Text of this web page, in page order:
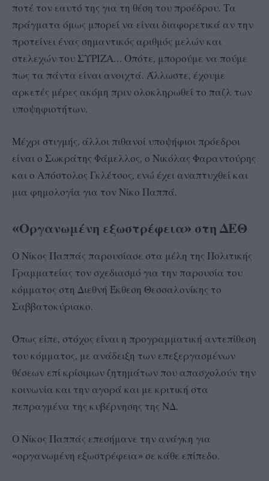
ποτέ τον εαυτό της για τη θέση του προέδρου. Τα
πράγματα όμως μπορεί να είναι διαφορετικά αν την
προτείνει ένας σημαντικός αριθμός μελών και
στελεχών του ΣΥΡΙΖΑ… Οπότε, μπορούμε να πούμε
πως τα πάντα είναι ανοιχτά. Άλλωστε, έχουμε
αρκετές μέρες ακόμη πριν ολοκληρωθεί το παζλ των
υποψηφιοτήτων.
Μέχρι στιγμής, άλλοι πιθανοί υποψήφιοι πρόεδροι
είναι ο Σωκράτης Φάμελλος, ο Νικόλας Φαραντούρης
και ο Απόστολος Γκλέτσος, ενώ έχει αναπτυχθεί και
μια φημολογία για τον Νίκο Παππά.
«Οργανωμένη εξωστρέφεια» στη ΔΕΘ
Ο Νίκος Παππάς παρουσίασε στα μέλη της Πολιτικής
Γραμματείας τον σχεδιασμό για την παρουσία του
κόμματος στη Διεθνή Έκθεση Θεσσαλονίκης το
Σαββατοκύριακο.
Όπως είπε, στόχος είναι η προγραμματική αντεπίθεση
του κόμματος, με ανάδειξη των επεξεργασμένων
θέσεων επί κρίσιμων ζητημάτων που απασχολούν την
κοινωνία και την αγορά και με κριτική στα
πεπραγμένα της κυβέρνησης της ΝΔ.
Ο Νίκος Παππάς επεσήμανε την ανάγκη για
«οργανωμένη εξωστρέφεια» σε κάθε επίπεδο.